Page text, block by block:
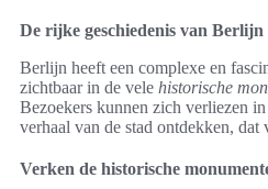
De rijke geschiedenis van Berlijn
Berlijn heeft een complexe en
zichtbaar in de vele historische
Bezoekers kunnen zich verliezen
verhaal van de stad ontdekken, dat
Verken de historische